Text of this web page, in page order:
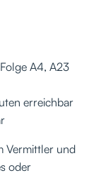
A4, A23
erreichbar
Vermittler und
oder